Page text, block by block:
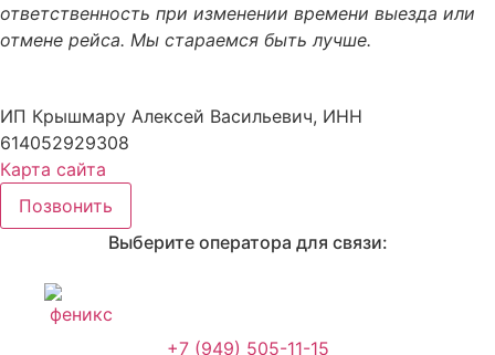
ответственность при изменении времени выезда или
отмене рейса. Мы стараемся быть лучше.
ИП Крышмару Алексей Васильевич, ИНН
614052929308
Карта сайта
Позвонить
Выберите оператора для связи:
+7 (949) 505-11-15